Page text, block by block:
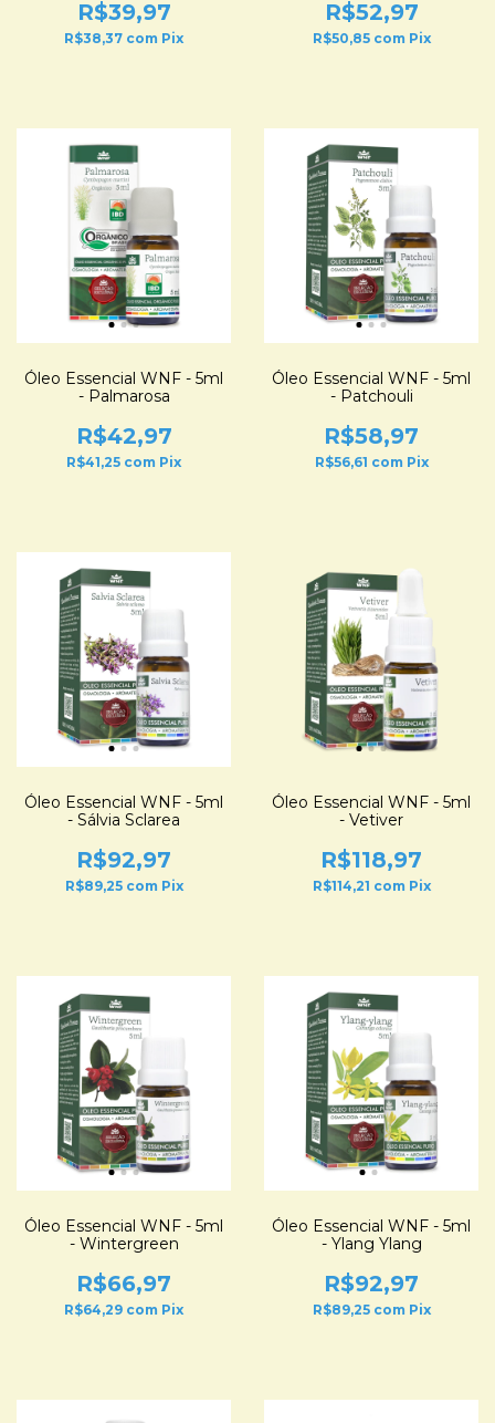
R$39,97
R$38,37 com Pix
R$52,97
R$50,85 com Pix
Óleo Essencial WNF - 5ml
- Palmarosa
R$42,97
R$41,25 com Pix
Óleo Essencial WNF - 5ml
- Patchouli
R$58,97
R$56,61 com Pix
Óleo Essencial WNF - 5ml
- Sálvia Sclarea
R$92,97
R$89,25 com Pix
Óleo Essencial WNF - 5ml
- Vetiver
R$118,97
R$114,21 com Pix
Óleo Essencial WNF - 5ml
- Wintergreen
R$66,97
R$64,29 com Pix
Óleo Essencial WNF - 5ml
- Ylang Ylang
R$92,97
R$89,25 com Pix